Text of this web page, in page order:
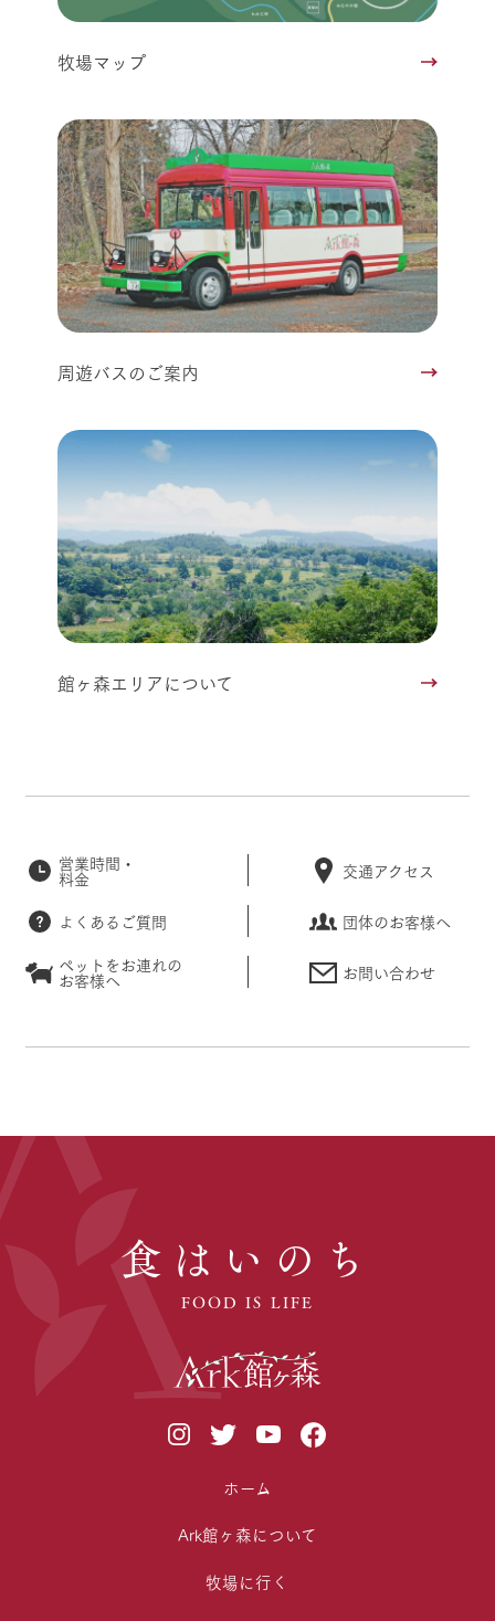
牧場マップ
周遊バスのご案内
館ヶ森エリアについて
営業時間・
料金 交通アクセス
よくあるご質問
団体のお客様へ
ペットをお連れの
お客様へ お問い合わせ
食はいのち
FOOD IS LIFE
ホーム
Ark館ヶ森について
牧場に行く